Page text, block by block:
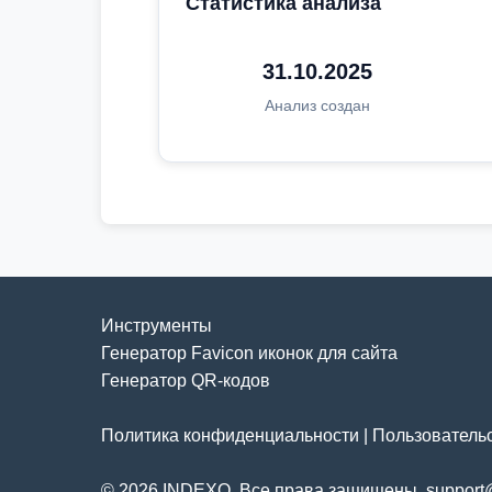
31.10.2025
Анализ создан
Инструменты
Генератор Favicon иконок для сайта
Генератор QR-кодов
Политика конфиденциальности